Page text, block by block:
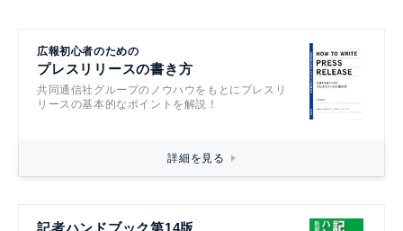
広報初心者のための
プレスリリースの書き方
共同通信社グループのノウハウをもとにプレスリ
リースの基本的なポイントを解説！
詳細を見る
記者ハンドブック第14版